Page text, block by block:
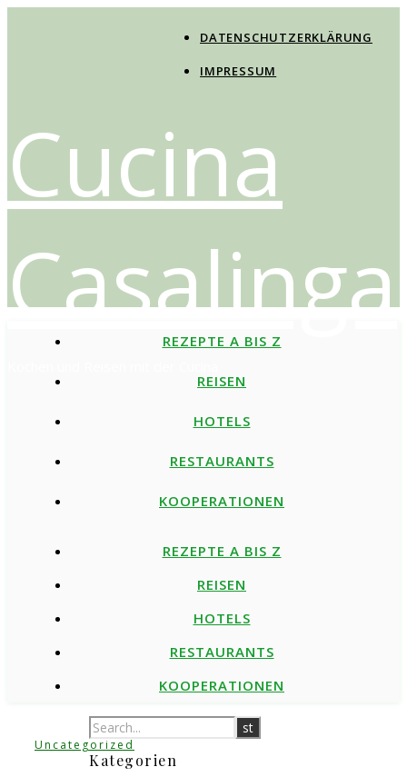
DATENSCHUTZERKLÄRUNG
IMPRESSUM
Cucina
Casalinga
REZEPTE A BIS Z
REISEN
HOTELS
RESTAURANTS
KOOPERATIONEN
REZEPTE A BIS Z
REISEN
HOTELS
RESTAURANTS
KOOPERATIONEN
Uncategorized
Kategorien